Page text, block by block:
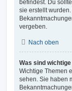
befindest. Du
sie erstellt
vergeben.
Nach oben
Was sind
Wichtige Themen
sehen. Sie haben